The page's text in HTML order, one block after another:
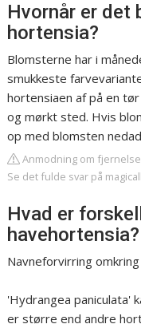
Hvornår er det
hortensia?
Blomsterne har i
smukkeste
hortensiaen af på en
og mørkt sted. Hvis
op med blomsten
Anmodning om fjernelse
Se det fulde svar på
Hvad er
havehortensia?
Navneforvirring
'Hydrangea paniculata'
er større end andre